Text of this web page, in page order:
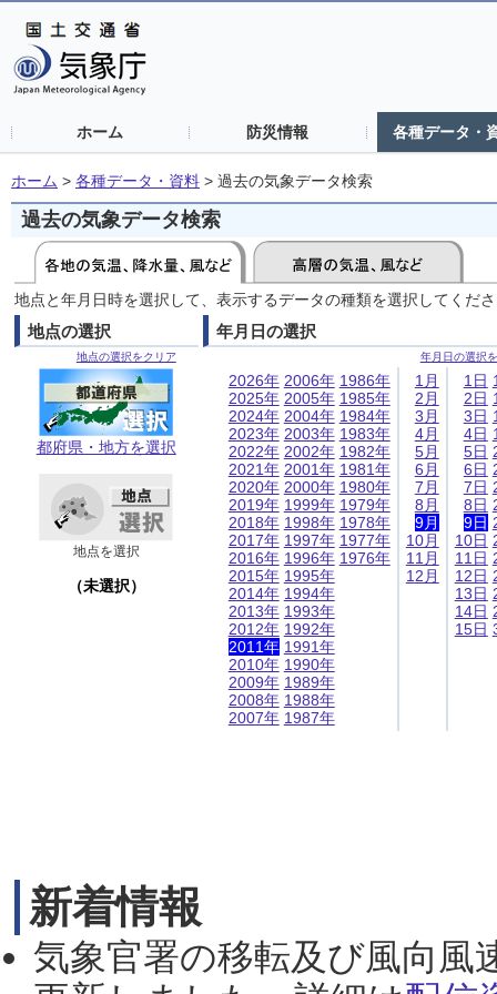
ホーム 防災情報 各種データ・
ホーム > 各種データ・資料 > 過去の気象データ検索
過去の気象データ検索
地点と年月日時を選択して、表示するデータの種類を選択してくだ
地点の選択
地点の選択をクリア
都府県・地方を選択
地点を選択
（未選択）
年月日の選択
年月日の選択
2026年
2025年
2024年
2023年
2022年
2021年
2020年
2019年
2018年
2017年
2016年
2015年
2014年
2013年
2012年
2011年
2010年
2009年
2008年
2007年
2006年
2005年
2004年
2003年
2002年
2001年
2000年
1999年
1998年
1997年
1996年
1995年
1994年
1993年
1992年
1991年
1990年
1989年
1988年
1987年
1986年
1985年
1984年
1983年
1982年
1981年
1980年
1979年
1978年
1977年
1976年
1月
2月
3月
4月
5月
6月
7月
8月
9月
10月
11月
12月
1日
2日
3日
4日
5日
6日
7日
8日
9日
10日
11日
12日
13日
14日
15日
新着情報
気象官署の移転及び風向風